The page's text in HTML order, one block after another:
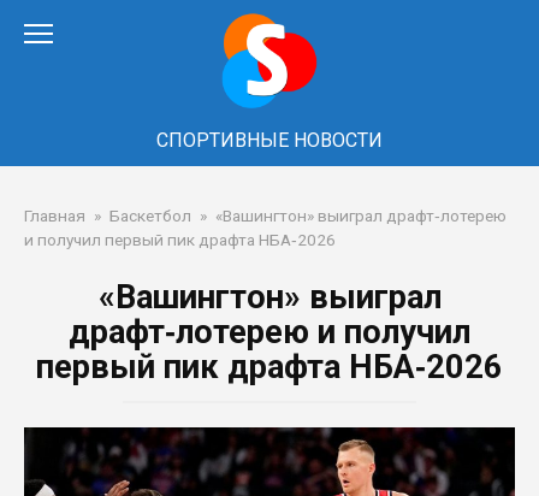
СПОРТИВНЫЕ НОВОСТИ
Главная » Баскетбол » «Вашингтон» выиграл драфт‑лотерею
и получил первый пик драфта НБА‑2026
«Вашингтон» выиграл
драфт‑лотерею и получил
первый пик драфта НБА‑2026